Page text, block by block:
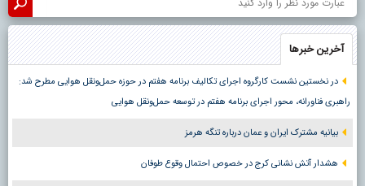
آخرین خبرها
در نخستین نشست کارگروه اجرای تکالیف برنامه هفتم در حوزه حمل‌ونقل هوایی مطرح شد:
راهبری فناورانه، محور اجرای برنامه هفتم در توسعه حمل‌ونقل هوایی
بیانیه مشترک ایران و عمان درباره تنگه هرمز
هشدار آتش نشانی کرج در خصوص احتمال وقوع طوفان